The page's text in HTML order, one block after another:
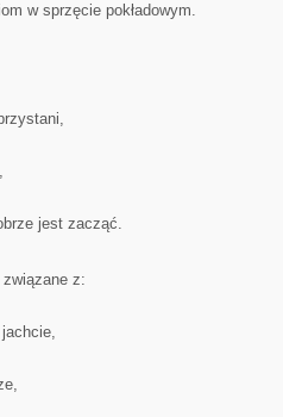
w sprzęcie pokładowym.
jest zacząć.
związane z: